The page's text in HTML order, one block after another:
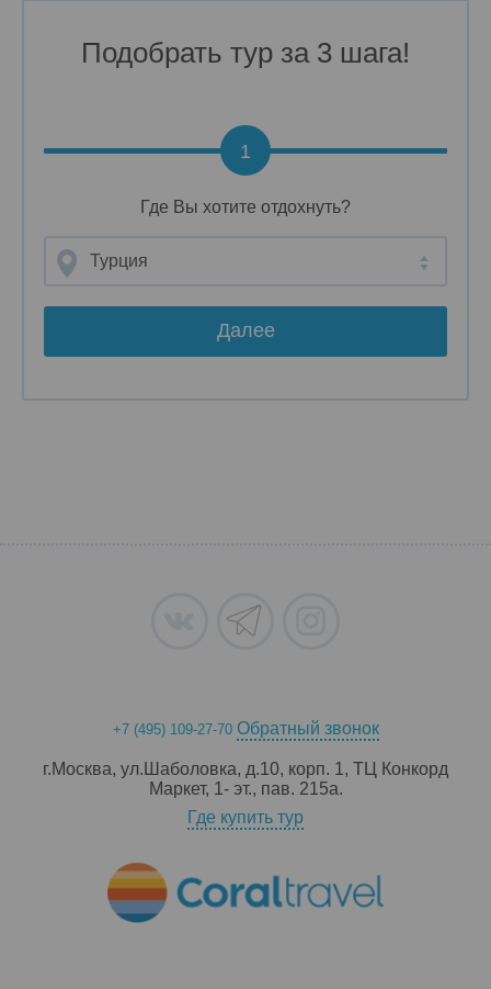
Подобрать тур за 3 шага!
Где Вы хотите отдохнуть?
Турция
Далее
1
+7 (495) 109-27-70 Обратный звонок
г.Москва, ул.Шаболовка, д.10, корп. 1, ТЦ Конкорд
Маркет, 1- эт., пав. 215a.
Где купить тур